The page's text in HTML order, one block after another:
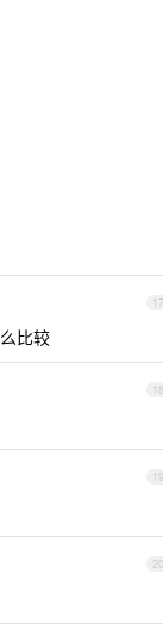
17
比较
18
19
20